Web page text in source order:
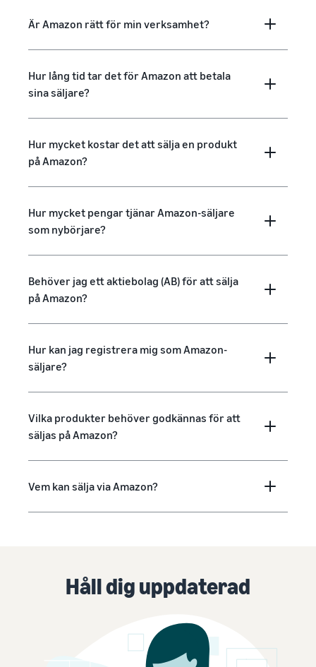
Är Amazon rätt för min verksamhet?
Hur lång tid tar det för Amazon att betala
sina säljare?
Hur mycket kostar det att sälja en produkt
på Amazon?
Hur mycket pengar tjänar Amazon-säljare
som nybörjare?
Behöver jag ett aktiebolag (AB) för att sälja
på Amazon?
Hur kan jag registrera mig som Amazon-
säljare?
Vilka produkter behöver godkännas för att
säljas på Amazon?
Vem kan sälja via Amazon?
Håll dig uppdaterad